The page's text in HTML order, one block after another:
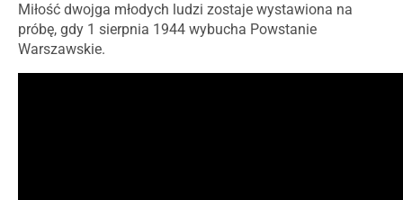
Miłość dwojga młodych ludzi zostaje wystawiona na
próbę, gdy 1 sierpnia 1944 wybucha Powstanie
Warszawskie.